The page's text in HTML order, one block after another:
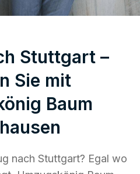
Stuttgart –
Sie mit
Baum
nach Stuttgart? Egal wo